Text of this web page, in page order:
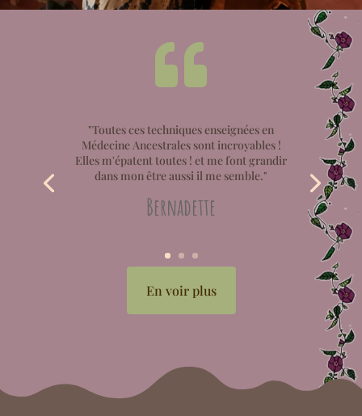

"Toutes ces techniques enseignées en
Médecine Ancestrales sont incroyables !
Elles m'épatent toutes ! et me font grandir
dans mon être aussi il me semble."
Bernadette
En voir plus